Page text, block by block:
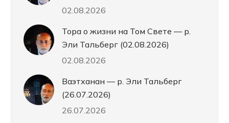
02.08.2026
Тора о жизни на Том Свете — р.
Эли Тальберг (02.08.2026)
02.08.2026
Ваэтханан — р. Эли Тальберг
(26.07.2026)
26.07.2026